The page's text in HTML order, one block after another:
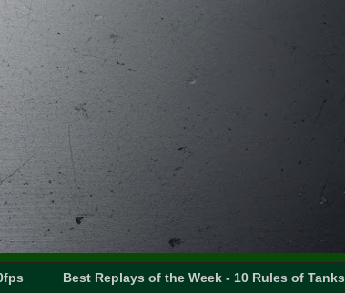
Best Replays of the Week - 10 Rules of Tanks